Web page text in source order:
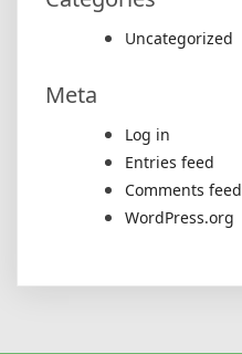
Uncategorized
Meta
Log in
Entries feed
Comments feed
WordPress.org